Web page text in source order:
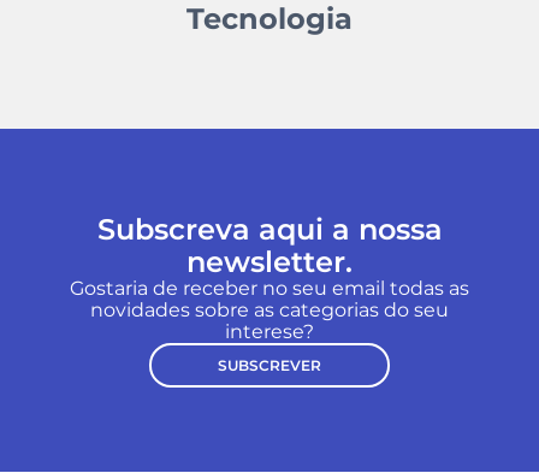
Tecnologia
Subscreva aqui a nossa
newsletter.
Gostaria de receber no seu email todas as
novidades sobre as categorias do seu
interese?
SUBSCREVER